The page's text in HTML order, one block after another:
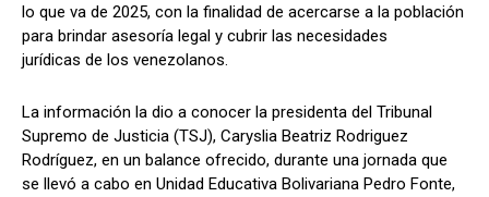
lo que va de 2025, con la finalidad de acercarse a la población
para brindar asesoría legal y cubrir las necesidades
jurídicas de los venezolanos.
La información la dio a conocer la presidenta del Tribunal
Supremo de Justicia (TSJ), Caryslia Beatriz Rodriguez
Rodríguez, en un balance ofrecido, durante una jornada que
se llevó a cabo en Unidad Educativa Bolivariana Pedro Fonte,